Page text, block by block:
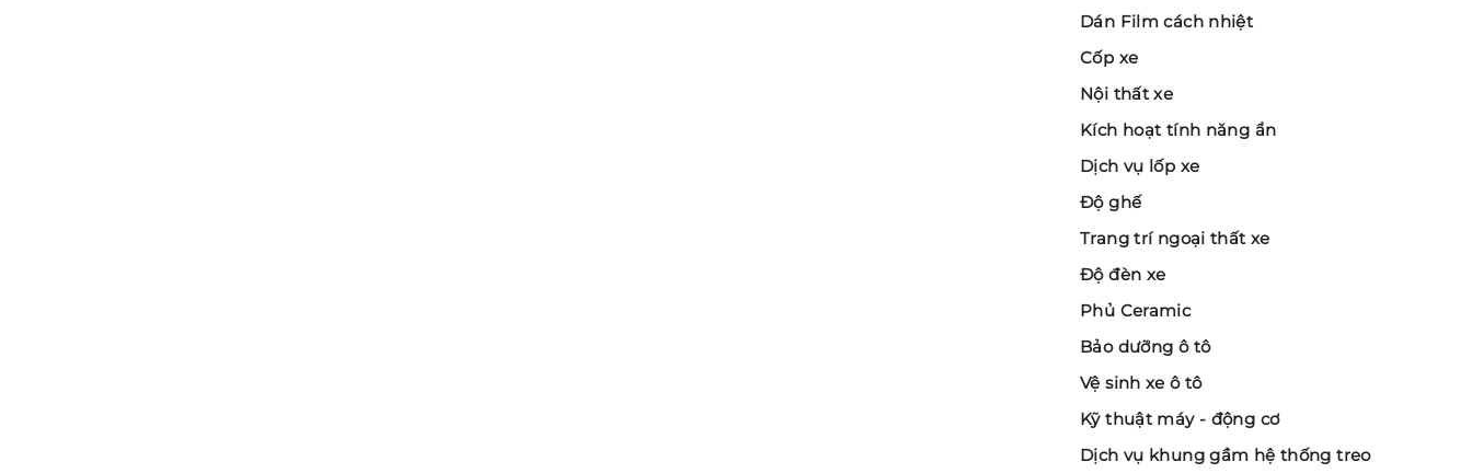
Dán Film cách nhiệt
Cốp xe
Nội thất xe
Kích hoạt tính năng ẩn
Dịch vụ lốp xe
Độ ghế
Trang trí ngoại thất xe
Độ đèn xe
Phủ Ceramic
Bảo dưỡng ô tô
Vệ sinh xe ô tô
Kỹ thuật máy - động cơ
Dịch vụ khung gầm hệ thống treo